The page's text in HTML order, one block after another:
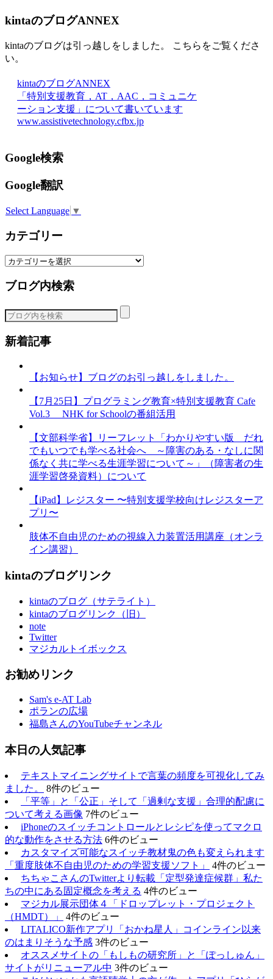
kintaのブログANNEX
kintaのブログは引っ越しをしました。 こちらをご覧くださ
い。
kintaのブログANNEX
「特別支援教育，AT，AAC，コミュニケ
ーション支援」について書いています
www.assistivetechnology.cfbx.jp
Google検索
Google翻訳
Select Language ▼
カテゴリー
カ
ゴ
ー
ブログ内検索
新着記事
【お知らせ】ブログのお引っ越しをしました。
【7月25日】プログラミング教育×特別支援教育 Cafe
Vol.3 NHK for Schoolの番組活用
【文部科学省】リーフレット「わかりやすい版 だれ
でもいつでも学べる社会へ ～障害のある・なしに関
係なく共に学べる生涯学習について～」（障害者の生
涯学習啓発資料）について
【iPad】レジスター 〜特別支援学校向けレジスターア
プリ〜
肢体不自由児のための視線入力装置活用講座（オンラ
イン講習）
kintaのブログリンク
kintaのブログ（サテライト）
kintaのブログリンク（旧）
note
Twitter
マジカルトイボックス
お勧めリンク
Sam's e-AT Lab
ポランの広場
福島さんのYouTubeチャンネル
本日の人気記事
テキストマイニングサイトで言葉の頻度を可視化してみ
ました。
8件のビュー
「平等」と「公正」そして「過剰な支援」合理的配慮に
ついて考える画像 7件のビュー
iPhoneのスイッチコントロールとレシピを使ってマクロ
的な動作をさせる方法 6件のビュー
カスタマイズ可能なスイッチ教材鬼の色も変えられます
「重度肢体不自由児のための学習支援ソフト」
4件のビュー
ちちゃこさんのTwitterより転載「定型発達症候群」私た
ちの中にある固定概念を考える 4件のビュー
マジカル展示団体４「ドロップレット・プロジェクト
（HMDT）」
4件のビュー
LITALICO新作アプリ「おかね星人」コインライン以来
のはまりそうな予感 3件のビュー
オススメサイトの「もしもの研究所」と「ぽっしゅん」
サイトがリニューアル中 3件のビュー